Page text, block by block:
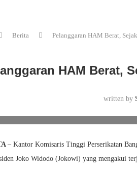
Berita Pelanggaran HAM Berat,
HAM Berat,
written by
– Kantor Komisaris Tinggi Perserikatan
Joko Widodo (Jokowi) yang mengakui